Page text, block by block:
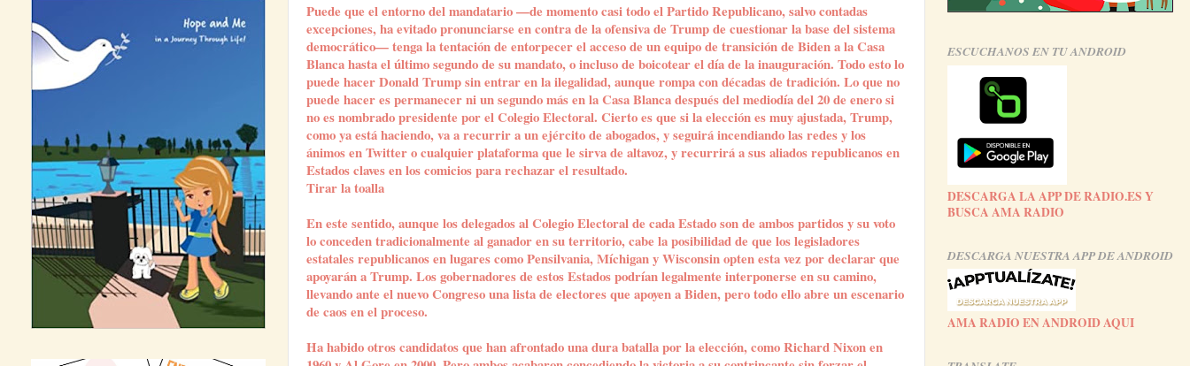
Puede que el entorno del mandatario —de momento casi todo el Partido Republicano, salvo contadas
excepciones, ha evitado pronunciarse en contra de la ofensiva de Trump de cuestionar la base del sistema
democrático— tenga la tentación de entorpecer el acceso de un equipo de transición de Biden a la Casa
Blanca hasta el último segundo de su mandato, o incluso de boicotear el día de la inauguración. Todo esto lo
puede hacer Donald Trump sin entrar en la ilegalidad, aunque rompa con décadas de tradición. Lo que no
puede hacer es permanecer ni un segundo más en la Casa Blanca después del mediodía del 20 de enero si
no es nombrado presidente por el Colegio Electoral. Cierto es que si la elección es muy ajustada, Trump,
como ya está haciendo, va a recurrir a un ejército de abogados, y seguirá incendiando las redes y los
ánimos en Twitter o cualquier plataforma que le sirva de altavoz, y recurrirá a sus aliados republicanos en
Estados claves en los comicios para rechazar el resultado.
Tirar la toalla
En este sentido, aunque los delegados al Colegio Electoral de cada Estado son de ambos partidos y su voto
lo conceden tradicionalmente al ganador en su territorio, cabe la posibilidad de que los legisladores
estatales republicanos en lugares como Pensilvania, Míchigan y Wisconsin opten esta vez por declarar que
apoyarán a Trump. Los gobernadores de estos Estados podrían legalmente interponerse en su camino,
llevando ante el nuevo Congreso una lista de electores que apoyen a Biden, pero todo ello abre un escenario
de caos en el proceso.
Ha habido otros candidatos que han afrontado una dura batalla por la elección, como Richard Nixon en
ESCUCHANOS EN TU ANDROID
DESCARGA LA APP DE RADIO.ES Y
BUSCA AMA RADIO
DESCARGA NUESTRA APP DE ANDROID
AMA RADIO EN ANDROID AQUI